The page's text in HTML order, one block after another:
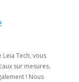
Tech, vous
sur mesures.
! Nous